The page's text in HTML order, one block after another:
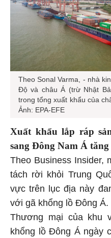
Theo Sonal Varma, - nhà
Độ và châu Á (trừ Nhật
trong tổng xuất khẩu của
Ảnh: EPA-EFE
Xuất khẩu lắp ráp
sang Đông Nam Á tăng
Theo Business Insider,
tách rời khỏi Trung
vực trên lục địa này
với gã khổng lồ Đông Á.
Thương mại của khu
khổng lồ Đông Á ngày